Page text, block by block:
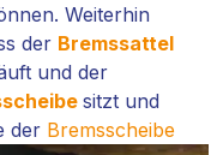
Weiterhin
der Bremssattel
und der
sitzt und
der Bremsscheibe